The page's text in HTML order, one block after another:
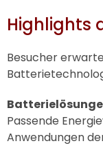
Highlights
Besucher
Passende
Anwendungen